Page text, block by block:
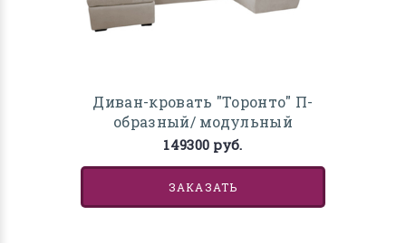
Диван-кровать "Торонто" П-
образный/ модульный
149300 руб.
ЗАКАЗАТЬ